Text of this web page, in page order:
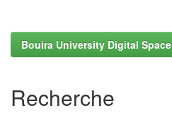
Bouira University Digital Space
Recherche